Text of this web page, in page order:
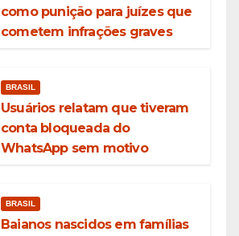
como punição para juízes que
cometem infrações graves
BRASIL
Usuários relatam que tiveram
conta bloqueada do
WhatsApp sem motivo
BRASIL
Baianos nascidos em famílias